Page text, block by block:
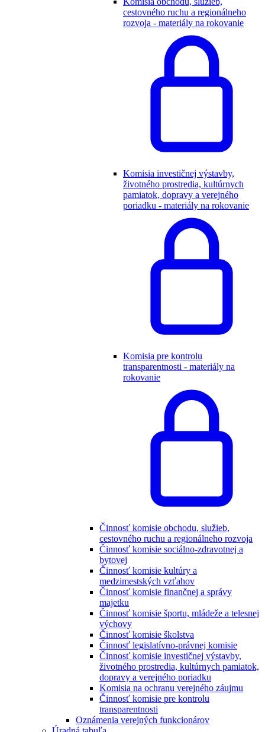
cestovného ruchu a regionálneho
rozvoja - materiály na rokovanie
Komisia investičnej výstavby,
životného prostredia, kultúrnych
pamiatok, dopravy a verejného
poriadku - materiály na rokovanie
Komisia pre kontrolu
transparentnosti - materiály na
rokovanie
Činnosť komisie obchodu, služieb,
cestovného ruchu a regionálneho rozvoja
Činnosť komisie sociálno-zdravotnej a
bytovej
Činnosť komisie kultúry a
medzimestských vzťahov
Činnosť komisie finančnej a správy
majetku
Činnosť komisie športu, mládeže a telesnej
výchovy
Činnosť komisie školstva
Činnosť legislatívno-právnej komisie
Činnosť komisie investičnej výstavby,
životného prostredia, kultúrnych pamiatok,
dopravy a verejného poriadku
Komisia na ochranu verejného záujmu
Činnosť komisie pre kontrolu
transparentnosti
Oznámenia verejných funkcionárov